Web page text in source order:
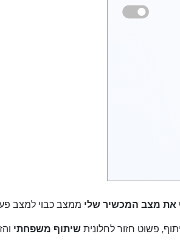
מצב המכשיר שלי ממצב כבוי למצב
פשוט חזור לחלוניתשיתוף משפחתי